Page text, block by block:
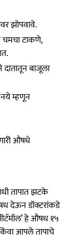
झोपवावे.
चमचा टाकणे,
बाजूला
म्हणून
औषधे
तापात झटके
देऊन डॉक्टरांकडे
हे औषध १५
किंवा आपले तापाचे